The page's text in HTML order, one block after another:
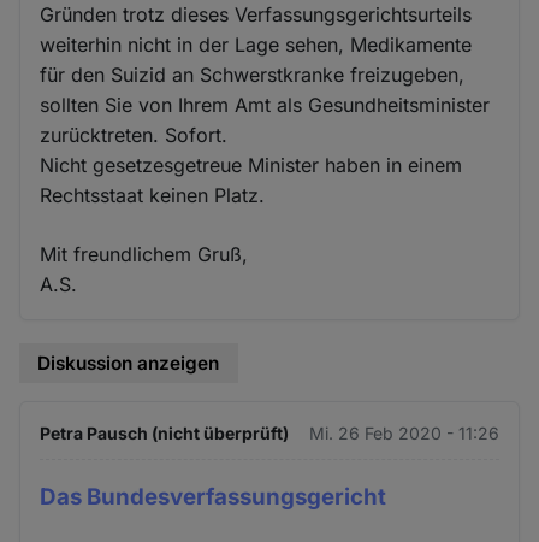
Gründen trotz dieses Verfassungsgerichtsurteils
weiterhin nicht in der Lage sehen, Medikamente
für den Suizid an Schwerstkranke freizugeben,
sollten Sie von Ihrem Amt als Gesundheitsminister
zurücktreten. Sofort.
Nicht gesetzesgetreue Minister haben in einem
Rechtsstaat keinen Platz.
Mit freundlichem Gruß,
A.S.
Diskussion anzeigen
Petra Pausch (nicht überprüft) Mi. 26 Feb 2020 - 11:26
Das Bundesverfassungsgericht